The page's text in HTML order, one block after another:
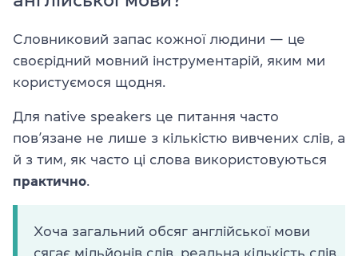
Словниковий запас кожної людини — це
своєрідний мовний інструментарій, яким ми
користуємося щодня.
Для native speakers це питання часто
пов’язане не лише з кількістю вивчених слів, а
й з тим, як часто ці слова використовуються
практично
Хоча загальний обсяг англійської мови
сягає мільйонів слів, реальна кількість слів,